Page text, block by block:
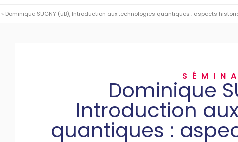
» Dominique SUGNY (uB), Introduction aux technologies quantiques : aspects
Dominique
Introduction
quantiques :